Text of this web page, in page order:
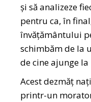
și să analizeze
pentru ca, în
învățământului
schimbăm de la
de cine ajunge la
Acest dezmăț
printr-un